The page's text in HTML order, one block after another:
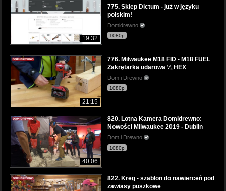
19:32
775. Sklep Dictum - już w języku
polskim!
Domidrewno
1080p
21:15
776. Milwaukee M18 FID - M18 FUEL
Zakrętarka udarowa ¼ HEX
Dom i Drewno
1080p
40:06
820. Lotna Kamera Domidrewno:
Nowości Milwaukee 2019 - Dublin
Dom i Drewno
1080p
822. Kreg - szablon do nawierceń pod
zawiasy puszkowe